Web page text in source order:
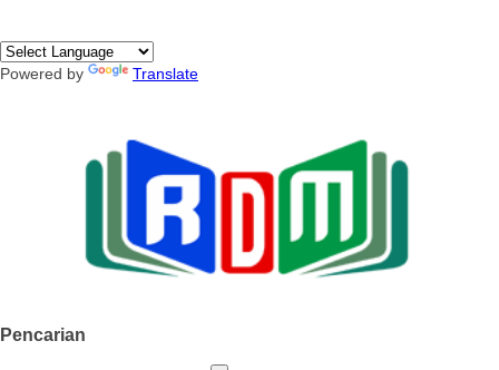
Powered by Translate
Pencarian